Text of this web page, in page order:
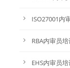
ISO27001内
RBA内审员培
EHS内审员培